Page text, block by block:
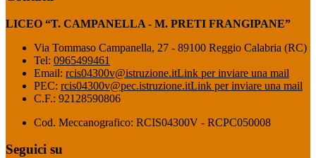
LICEO “T. CAMPANELLA - M. PRETI FRANGIPANE”
Via Tommaso Campanella, 27 - 89100 Reggio Calabria (RC)
Tel: 0965499461
Email: rcis04300v@istruzione.itLink per inviare una mail
PEC: rcis04300v@pec.istruzione.itLink per inviare una mail
C.F.: 92128590806
Cod. Meccanografico: RCIS04300V - RCPC050008
Seguici su